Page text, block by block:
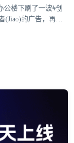
楼下刷了一波#创
(Jiao)的广告，再次
了一套完整的开源